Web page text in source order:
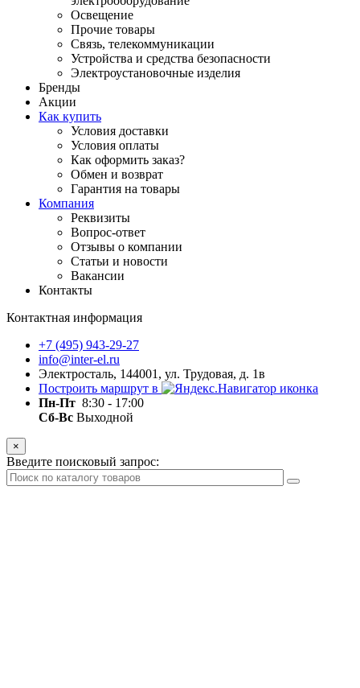
Освещение
Прочие товары
Связь, телекоммуникации
Устройства и средства безопасности
Электроустановочные изделия
Бренды
Акции
Как купить
Условия доставки
Условия оплаты
Как оформить заказ?
Обмен и возврат
Гарантия на товары
Компания
Реквизиты
Вопрос-ответ
Отзывы о компании
Статьи и новости
Вакансии
Контакты
Контактная информация
+7 (495) 943-29-27
info@inter-el.ru
Электросталь, 144001, ул. Трудовая, д. 1в
Построить маршрут в
Пн-Пт 8:30 - 17:00
Сб-Вс Выходной
×
Введите поисковый запрос: